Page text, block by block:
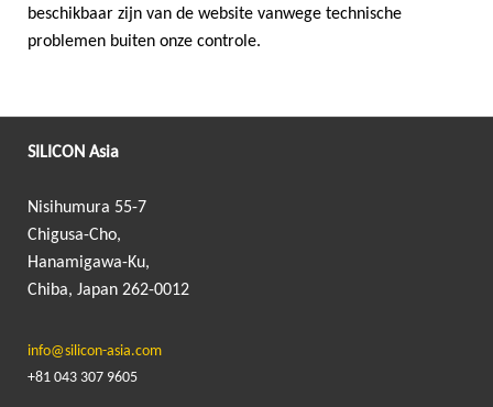
beschikbaar zijn van de website vanwege technische
problemen buiten onze controle.
SILICON Asia
Nisihumura 55-7
Chigusa-Cho,
Hanamigawa-Ku,
Chiba, Japan 262-0012
info@silicon-asia.com
+81 043 307 9605